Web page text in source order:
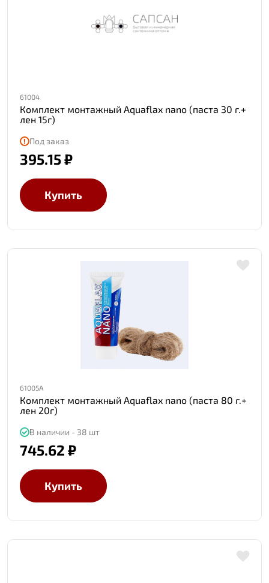
61004
Комплект монтажный Aquaflax nano (паста 30 г.+
лен 15г)
Под заказ
395.15 ₽
Купить
61005A
Комплект монтажный Aquaflax nano (паста 80 г.+
лен 20г)
В наличии - 38 шт
745.62 ₽
Купить